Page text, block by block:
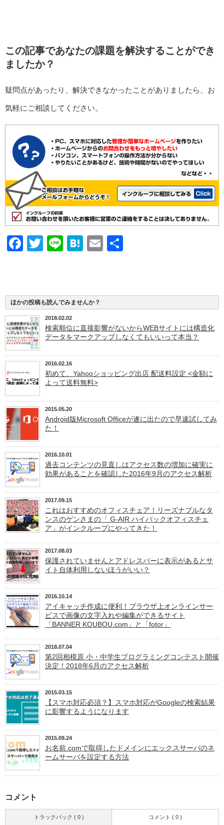
この記事であなたの課題を解決することができ
ましたか？
疑問点があったり、解決できなかったことがありましたら、お
気軽にご相談してください。
Facebook
Twitter
LineHatena
Email
ほかの投稿も読んでみませんか？
2018.02.02
検索順位に直接影響がないからWEBサイトには構造化
データをマークアップしなくてもいいって本当？
2016.02.16
初めて、Yahooショッピング出店 配送料設定 <金額に
よって送料無料>
2015.05.20
Android版Microsoft Officeが遂に出たので早速試してみ
た！
2016.10.01
過去コンテンツの見直しはアクセス数の増加に確実に
効果があることを確認した2016年9月のアクセス解析
2017.09.15
これはおすすめのオフィスチェア！リーズナブルなタ
ンスのゲンさまの「 G-AIR ハイバックオフィスチェ
ア」がインクループにやってきた！
2017.08.03
保護されていませんとアドレスバーに表示があるとサ
イト自体利用しないほうがいい？
2016.10.14
アイキャッチ作成に便利！ブラウザ上オンラインサー
ビスで画像の文字入れや編集ができるサイト
「BANNER KOUBOU.com」と「fotor」
2018.07.04
第2回相模原 小・中学生プログラミングコンテスト開催
決定！2018年6月のアクセス解析
2015.03.15
【スマホ対応必須？】スマホ対応がGoogleの検索結果
に影響するようになります
2015.09.24
お名前.comで取得したドメインにエックスサーバのネ
ームサーバを設定する方法
コメント
トラックバック ( 0 ) コメント ( 0 )